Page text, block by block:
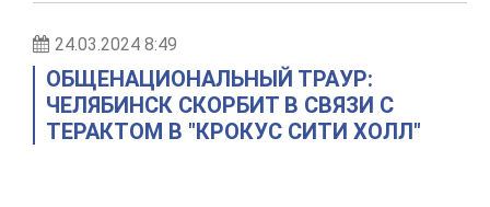
24.03.2024 8:49
ОБЩЕНАЦИОНАЛЬНЫЙ ТРАУР:
ЧЕЛЯБИНСК СКОРБИТ В СВЯЗИ С
ТЕРАКТОМ В "КРОКУС СИТИ ХОЛЛ"